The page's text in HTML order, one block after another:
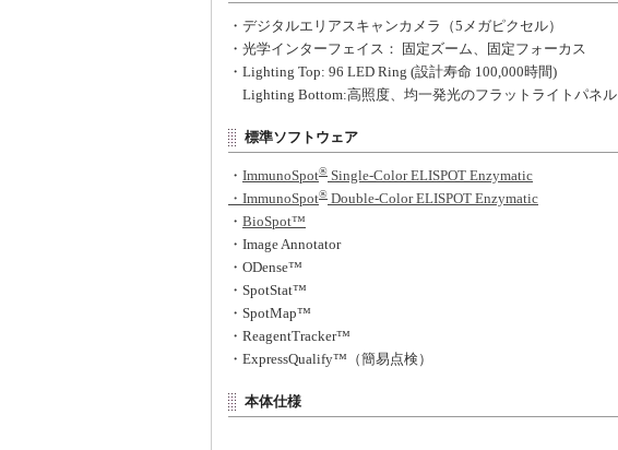
・デジタルエリアスキャンカメラ（5メガピクセル）
・光学インターフェイス： 固定ズーム、固定フォーカス
・Lighting Top: 96 LED Ring (設計寿命 100,000時間)
Lighting Bottom:高照度、均一発光のフラットライトパネル
標準ソフトウェア
・ ImmunoSpot® Single-Color ELISPOT Enzymatic
・ImmunoSpot® Double-Color ELISPOT Enzymatic
・ BioSpot™
・Image Annotator
・ODense™
・SpotStat™
・SpotMap™
・ReagentTracker™
・ExpressQualify™（簡易点検）
本体仕様